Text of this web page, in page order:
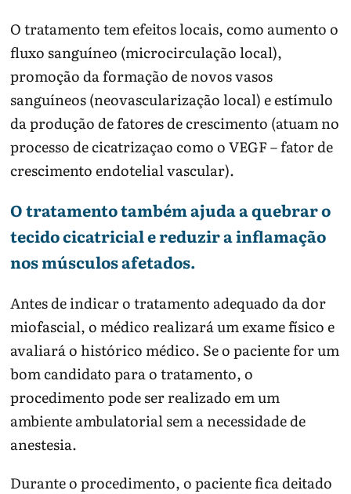
O tratamento tem efeitos locais, como aumento o
fluxo sanguíneo (microcirculação local),
promoção da formação de novos vasos
sanguíneos (neovascularização local) e estímulo
da produção de fatores de crescimento (atuam no
processo de cicatrizaçao como o VEGF – fator de
crescimento endotelial vascular).
O tratamento também ajuda a quebrar o
tecido cicatricial e reduzir a inflamação
nos músculos afetados.
Antes de indicar o tratamento adequado da dor
miofascial, o médico realizará um exame físico e
avaliará o histórico médico. Se o paciente for um
bom candidato para o tratamento, o
procedimento pode ser realizado em um
ambiente ambulatorial sem a necessidade de
anestesia.
Durante o procedimento, o paciente fica deitado